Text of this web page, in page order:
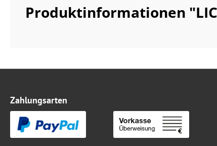
Produktinformationen
Zahlungsarten